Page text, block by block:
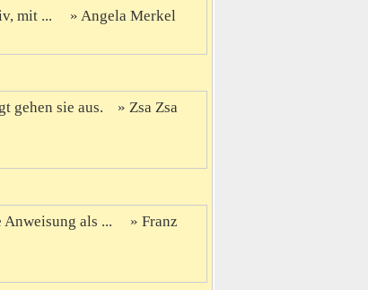
mit ...
Angela Merkel
gehen sie aus.
Zsa Zsa
als ...
Franz